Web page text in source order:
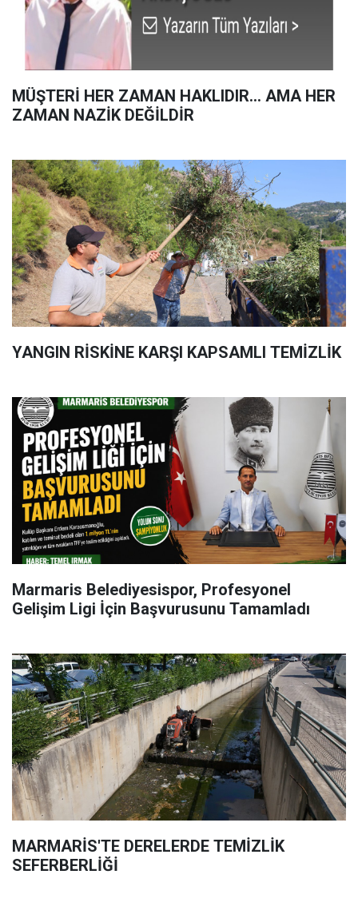
MÜŞTERİ HER ZAMAN HAKLIDIR… AMA HER
ZAMAN NAZİK DEĞİLDİR
YANGIN RİSKİNE KARŞI KAPSAMLI TEMİZLİK
Marmaris Belediyesispor, Profesyonel
Gelişim Ligi İçin Başvurusunu Tamamladı
MARMARİS'TE DERELERDE TEMİZLİK
SEFERBERLİĞİ